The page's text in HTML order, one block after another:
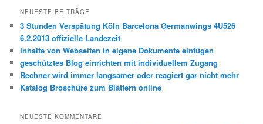
NEUESTE BEITRÄGE
3 Stunden Verspätung Köln Barcelona Germanwings 4U526
6.2.2013 offizielle Landezeit
Inhalte von Webseiten in eigene Dokumente einfügen
geschütztes Blog einrichten mit individuellem Zugang
Rechner wird immer langsamer oder reagiert gar nicht mehr
Katalog Broschüre zum Blättern online
NEUESTE KOMMENTARE